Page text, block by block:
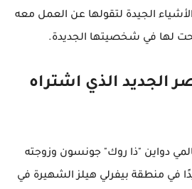
الجيدة لتقولها عن العمل معه
منحت لها في شخصيتها الجديدة.
الجديد الذي اشتراه
دواين "ذا روك" جونسون وزوجته
في منطقة بيفرلي هيلز الشهيرة في